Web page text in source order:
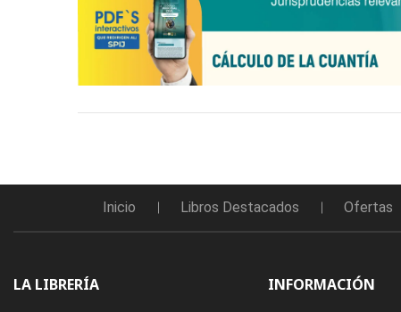
Inicio Libros Destacados Ofertas
LA LIBRERÍA INFORMACIÓN